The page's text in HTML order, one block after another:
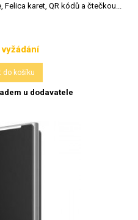
karet, QR kódů a čtečkou...
Cena
do košíku
u dodavatele